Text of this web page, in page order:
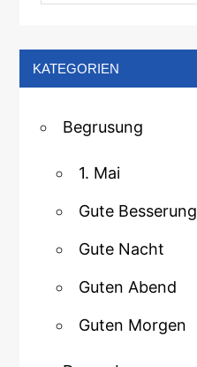
KATEGORIEN
Begrusung
1. Mai
Gute Besserung
Gute Nacht
Guten Abend
Guten Morgen